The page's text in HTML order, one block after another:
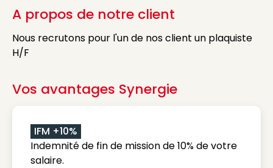
A propos de notre client
Nous recrutons pour l'un de nos client un plaquiste
H/F
Vos avantages Synergie
IFM +10%
Indemnité de fin de mission de 10% de votre
salaire.